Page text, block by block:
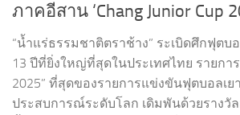
ภาคอีสาน ‘Chang Junior Cup
“น้ำแร่ธรรมชาติตราช้าง” ระเบิดศึกฟุตบ
13 ปีที่ยิ่งใหญ่ที่สุดในประเทศไทย รายการ
2025” ที่สุดของรายการแข่งขันฟุตบอลเย
ประสบการณ์ระดับโลก เดิมพันด้วยรางวั